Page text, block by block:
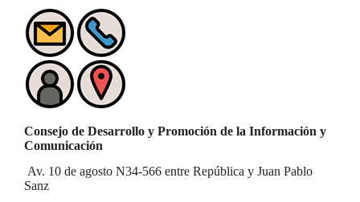
Consejo de Desarrollo y Promoción de la Información y
Comunicación
Av. 10 de agosto N34-566 entre República y Juan Pablo
Sanz